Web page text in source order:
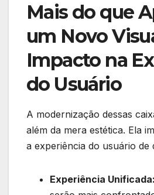
Mais do que
um Novo
Impacto na
do Usuário
A modernização dessas
além da mera estética. Ela
a experiência do usuário de
Experiência Unificada: